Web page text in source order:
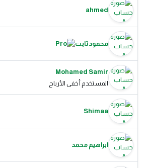
ahmed
محمود ثابت
Mohamed Samir
المستخدم أخفى الأرباح
Shimaa
ابراهيم محمد